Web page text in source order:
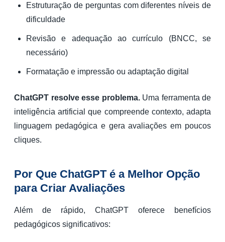
Estruturação de perguntas com diferentes níveis de
dificuldade
Revisão e adequação ao currículo (BNCC, se
necessário)
Formatação e impressão ou adaptação digital
ChatGPT resolve esse problema.Uma ferramenta de
inteligência artificial que compreende contexto, adapta
linguagem pedagógica e gera avaliações em poucos
cliques.
Por Que ChatGPT é a Melhor Opção
para Criar Avaliações
Além de rápido, ChatGPT oferece benefícios
pedagógicos significativos: